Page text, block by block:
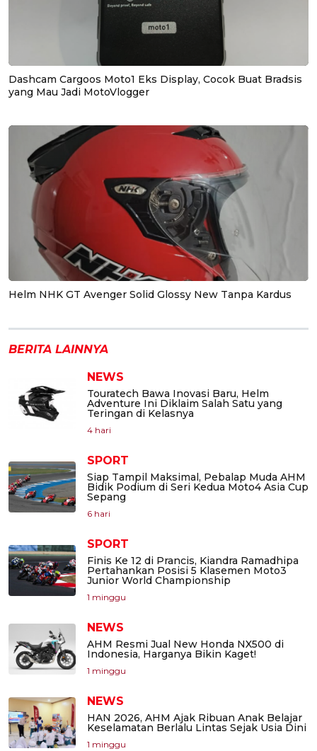
Dashcam Cargoos Moto1 Eks Display, Cocok Buat Bradsis
yang Mau Jadi MotoVlogger
Helm NHK GT Avenger Solid Glossy New Tanpa Kardus
BERITA LAINNYA
NEWS
Touratech Bawa Inovasi Baru, Helm
Adventure Ini Diklaim Salah Satu yang
Teringan di Kelasnya
4 hari
SPORT
Siap Tampil Maksimal, Pebalap Muda AHM
Bidik Podium di Seri Kedua Moto4 Asia Cup
Sepang
6 hari
SPORT
Finis Ke 12 di Prancis, Kiandra Ramadhipa
Pertahankan Posisi 5 Klasemen Moto3
Junior World Championship
1 minggu
NEWS
AHM Resmi Jual New Honda NX500 di
Indonesia, Harganya Bikin Kaget!
1 minggu
NEWS
HAN 2026, AHM Ajak Ribuan Anak Belajar
Keselamatan Berlalu Lintas Sejak Usia Dini
1 minggu